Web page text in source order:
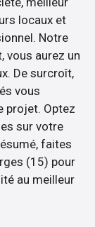
locaux et
Notre
vous aurez un
De surcroît,
vous
projet. Optez
sur votre
faites
(15) pour
au meilleur